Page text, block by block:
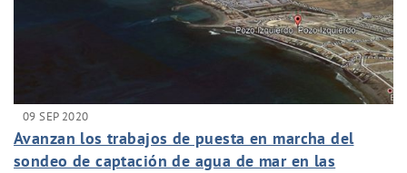
09 SEP 2020
Avanzan los trabajos de puesta en marcha del
sondeo de captación de agua de mar en las